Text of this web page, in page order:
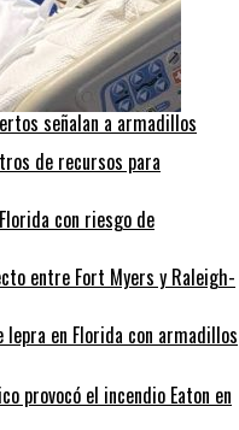
señalan a armadillos
de recursos para
con riesgo de
entre Fort Myers y Raleigh-
lepra en Florida con armadillos
provocó el incendio Eaton en